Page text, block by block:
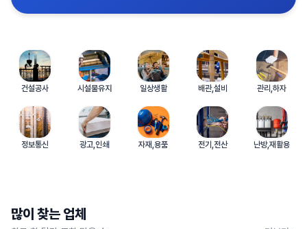
건설공사 시설물유지 일상생활 배관,설비 관리,하자
정보통신 광고,인쇄 자재,용품 전기,전산 난방,재활용
많이 찾는 업체